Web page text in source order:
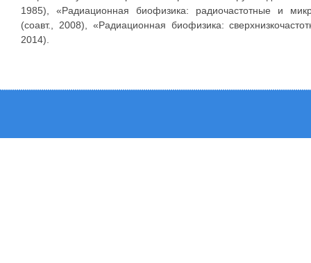
1985), «Радиационная биофизика: радиочастотные и
(соавт., 2008), «Радиационная биофизика:
2014).